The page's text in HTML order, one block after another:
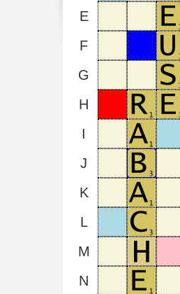
E
F
G
H
I
J
K
L
M
N